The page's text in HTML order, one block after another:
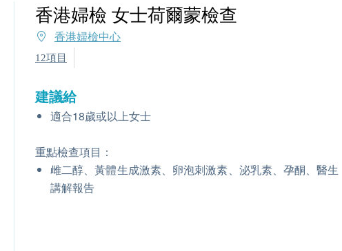
香港婦檢 女士荷爾蒙檢查
香港婦檢中心
12項目
建議給
適合18歲或以上女士
重點檢查項目：
雌二醇、黃體生成激素、卵泡刺激素、泌乳素、孕酮、醫生
講解報告